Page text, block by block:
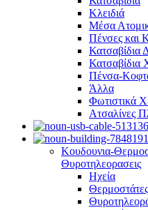
Κλειδιά
Μέσα
Πένσες και
Κατσαβίδια
Κατσαβίδια
Πένσα-
Άλλα
Φωτιστικά
Ατσαλίνες
Κουδουνια-
Θυροτηλεορασεις
Ηχεία